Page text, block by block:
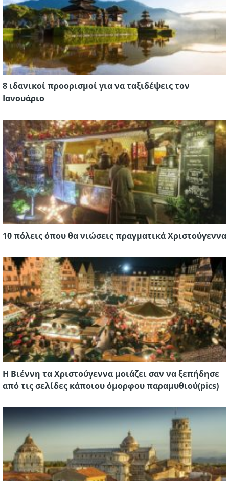
8 ιδανικοί προορισμοί για να ταξιδέψεις τον
Ιανουάριο
10 πόλεις όπου θα νιώσεις πραγματικά Χριστούγεννα
Η Βιέννη τα Χριστούγεννα μοιάζει σαν να ξεπήδησε
από τις σελίδες κάποιου όμορφου παραμυθιού(pics)